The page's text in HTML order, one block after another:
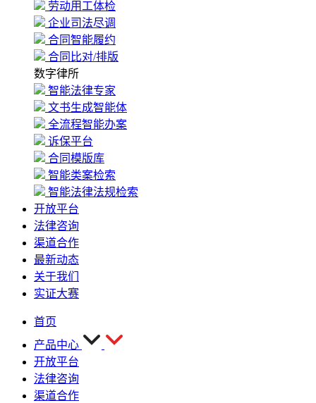
劳动用工体检
企业司法尽调
合同智能履约
合同比对/排版
数字律所
智能法律专家
文书生成智能体
全流程智能办案
诉保平台
合同模版库
智能类案检索
智能法律法规检索
开放平台
法律咨询
渠道合作
最新动态
关于我们
实证大赛
首页
产品中心
开放平台
法律咨询
渠道合作